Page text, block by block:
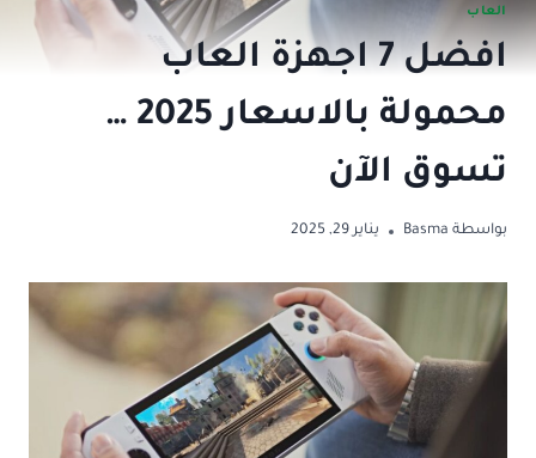
العاب
افضل 7 اجهزة العاب
محمولة بالاسعار 2025 …
تسوق الآن
بواسطة Basma يناير 29, 2025